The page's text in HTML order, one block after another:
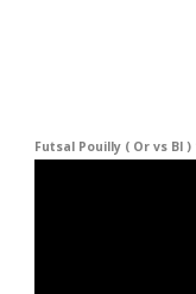
Futsal Pouilly ( Or vs Bl )